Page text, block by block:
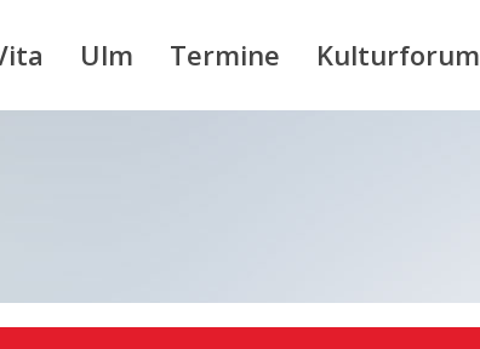
Ulm Termine Kulturforum